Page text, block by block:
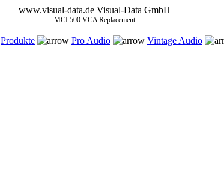
www.visual-data.de Visual-Data GmbH
MCI 500 VCA Replacement
Produkte Pro Audio Vintage Audio